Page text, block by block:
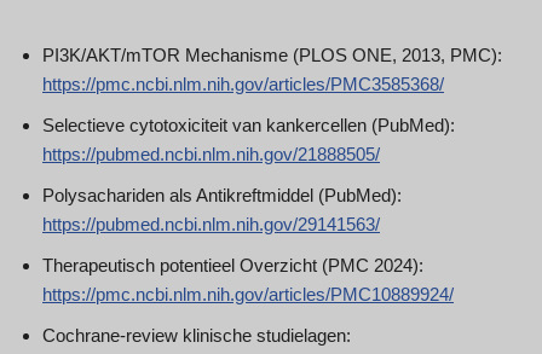
PI3K/AKT/mTOR Mechanisme (PLOS ONE, 2013, PMC):
https://pmc.ncbi.nlm.nih.gov/articles/PMC3585368/
Selectieve cytotoxiciteit van kankercellen (PubMed):
https://pubmed.ncbi.nlm.nih.gov/21888505/
Polysachariden als Antikreftmiddel (PubMed):
https://pubmed.ncbi.nlm.nih.gov/29141563/
Therapeutisch potentieel Overzicht (PMC 2024):
https://pmc.ncbi.nlm.nih.gov/articles/PMC10889924/
Cochrane-review klinische studielagen: